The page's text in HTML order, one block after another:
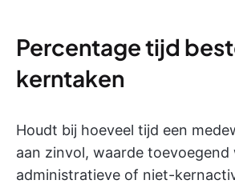
Percentage tijd
kerntaken
Houdt bij hoeveel tijd een
aan zinvol, waarde toevoegend
administratieve of niet-